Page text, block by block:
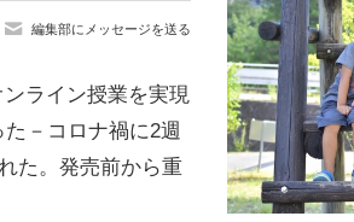
編集部にメッセージを送る
ライン授業を実現
－コロナ禍に2週
た。発売前から重